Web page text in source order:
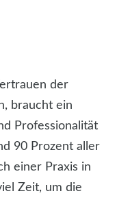
der
braucht ein
Professionalität
90 Prozent aller
einer Praxis in
Zeit, um die